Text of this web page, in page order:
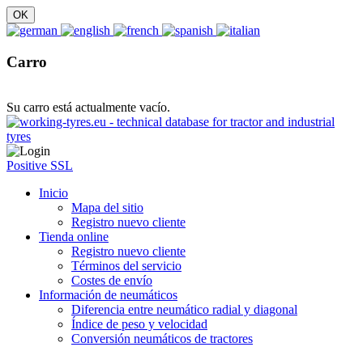
Carro
Su carro está actualmente vacío.
Positive SSL
Inicio
Mapa del sitio
Registro nuevo cliente
Tienda online
Registro nuevo cliente
Términos del servicio
Costes de envío
Información de neumáticos
Diferencia entre neumático radial y diagonal
Índice de peso y velocidad
Conversión neumáticos de tractores